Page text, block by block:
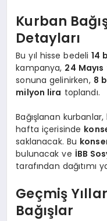
Kurban
Detayları
Bu yıl hisse bedeli14
kampanya, 24 Mayıs
sonuna gelinirken, 8
milyon lira toplandı.
Bağışlanan
hafta içerisinde
saklanacak. Bu
bulunacak ve İBB
tarafından dağıtımı
Geçmiş
Bağışlar